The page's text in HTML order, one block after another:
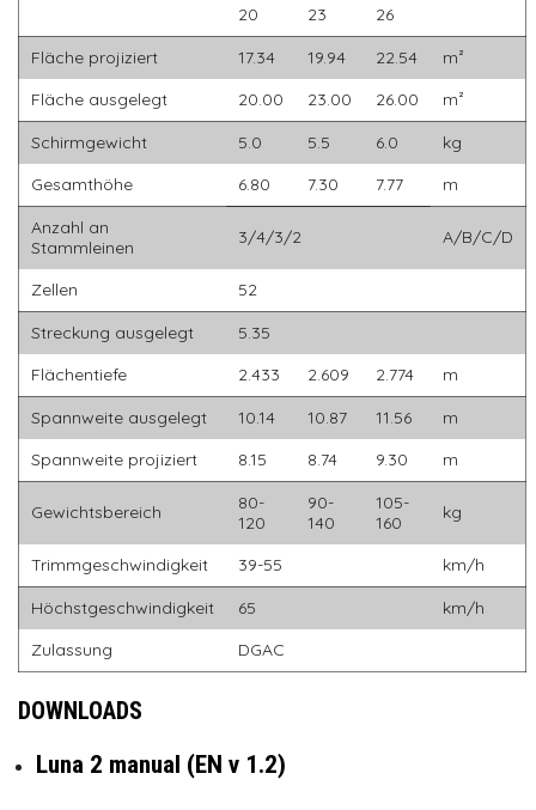
20 23
26
Fläche projiziert
17.34 19.94 22.54
m²
Fläche ausgelegt
20.00 23.00 26.00
m²
Schirmgewicht
5.0 5.5 6.0
kg
Gesamthöhe
6.80 7.30 7.77
m
Anzahl an
Stammleinen
3/4/3/2 A/B/C/D
Zellen
52
Streckung ausgelegt
5.35
Flächentiefe
2.433 2.609 2.774
m
Spannweite ausgelegt
10.14 10.87 11.56
m
Spannweite projiziert
8.15 8.74 9.30 m
Gewichtsbereich
80-
120
90-
140
105-
160
kg
Trimmgeschwindigkeit 39-55
km/h
Höchstgeschwindigkeit
65
km/h
Zulassung
DGAC
DOWNLOADS
Luna 2 manual (EN v 1.2)